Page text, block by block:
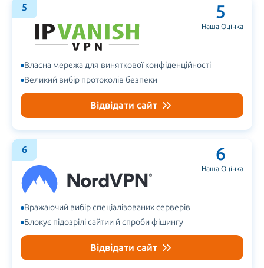
5
Власна мережа для виняткової конфіденційності
Великий вибір протоколів безпеки
5
Наша Оцінка
Відвідати сайт
6
Вражаючий вибір спеціалізованих серверів
Блокує підозрілі сайтии й спроби фішингу
6
Наша Оцінка
Відвідати сайт